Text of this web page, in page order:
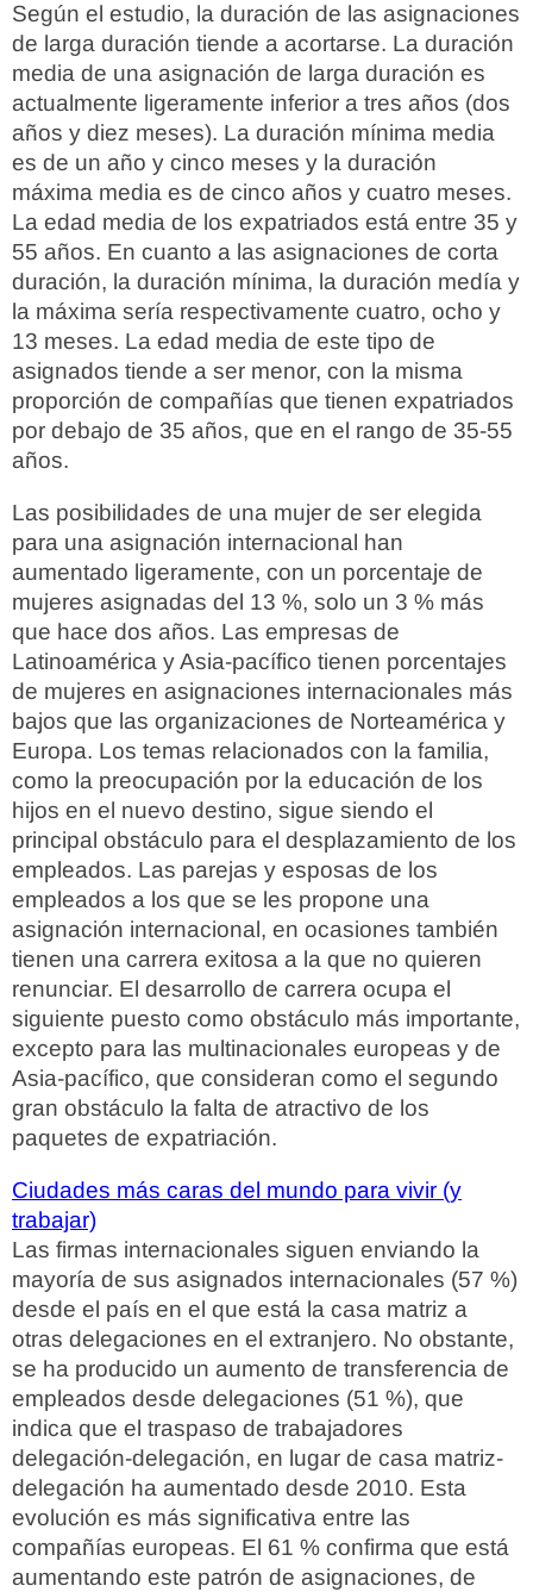
Según el estudio, la duración de las asignaciones
de larga duración tiende a acortarse. La duración
media de una asignación de larga duración es
actualmente ligeramente inferior a tres años (dos
años y diez meses). La duración mínima media
es de un año y cinco meses y la duración
máxima media es de cinco años y cuatro meses.
La edad media de los expatriados está entre 35 y
55 años. En cuanto a las asignaciones de corta
duración, la duración mínima, la duración medía y
la máxima sería respectivamente cuatro, ocho y
13 meses. La edad media de este tipo de
asignados tiende a ser menor, con la misma
proporción de compañías que tienen expatriados
por debajo de 35 años, que en el rango de 35-55
años.
Las posibilidades de una mujer de ser elegida
para una asignación internacional han
aumentado ligeramente, con un porcentaje de
mujeres asignadas del 13 %, solo un 3 % más
que hace dos años. Las empresas de
Latinoamérica y Asia-pacífico tienen porcentajes
de mujeres en asignaciones internacionales más
bajos que las organizaciones de Norteamérica y
Europa. Los temas relacionados con la familia,
como la preocupación por la educación de los
hijos en el nuevo destino, sigue siendo el
principal obstáculo para el desplazamiento de los
empleados. Las parejas y esposas de los
empleados a los que se les propone una
asignación internacional, en ocasiones también
tienen una carrera exitosa a la que no quieren
renunciar. El desarrollo de carrera ocupa el
siguiente puesto como obstáculo más importante,
excepto para las multinacionales europeas y de
Asia-pacífico, que consideran como el segundo
gran obstáculo la falta de atractivo de los
paquetes de expatriación.
Ciudades más caras del mundo para vivir (y
trabajar)
Las firmas internacionales siguen enviando la
mayoría de sus asignados internacionales (57 %)
desde el país en el que está la casa matriz a
otras delegaciones en el extranjero. No obstante,
se ha producido un aumento de transferencia de
empleados desde delegaciones (51 %), que
indica que el traspaso de trabajadores
delegación-delegación, en lugar de casa matriz-
delegación ha aumentado desde 2010. Esta
evolución es más significativa entre las
compañías europeas. El 61 % confirma que está
aumentando este patrón de asignaciones, de